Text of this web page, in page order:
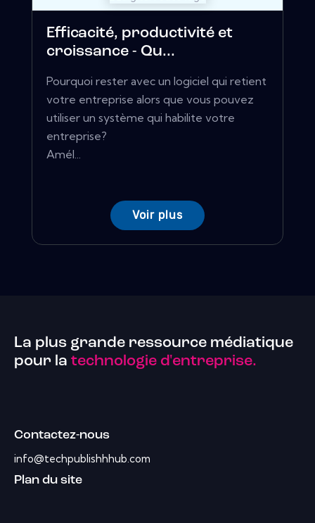
Efficacité, productivité et
croissance - Qu...
Pourquoi rester avec un logiciel qui retient
votre entreprise alors que vous pouvez
utiliser un système qui habilite votre
entreprise?
Amél...
Voir plus
La plus grande ressource médiatique
pour la technologie d'entreprise.
Contactez-nous
info@techpublishhhub.com
Plan du site